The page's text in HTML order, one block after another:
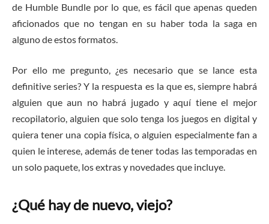
de Humble Bundle por lo que, es fácil que apenas queden
aficionados que no tengan en su haber toda la saga en
alguno de estos formatos.
Por ello me pregunto, ¿es necesario que se lance esta
definitive series? Y la respuesta es la que es, siempre habrá
alguien que aun no habrá jugado y aquí tiene el mejor
recopilatorio, alguien que solo tenga los juegos en digital y
quiera tener una copia física, o alguien especialmente fan a
quien le interese, además de tener todas las temporadas en
un solo paquete, los extras y novedades que incluye.
¿Qué hay de nuevo, viejo?